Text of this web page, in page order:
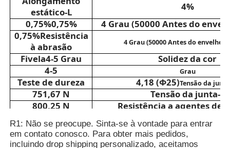
Couro artificial
Tecido para estofamento de sofá
estático-L
4%
0,75%0,75%
4 Grau (50000 Antes do
0,75%Resistência
à abrasão
4 Grau (50000 Antes do
Fivela4-5 Grau
Solidez da cor
4-5
Grau
Teste de dureza 4,18 (Φ25)Tensão da
751,67 N
Tensão da junta-L
800,25 N
Resistência a agentes de
Leves marcas de
halo
Retardante de
BR-86,35
R1: Não se preocupe. Sinta-se à vontade para entrar
em contato conosco. Para obter mais pedidos,
incluindo drop shipping personalizado, aceitamos